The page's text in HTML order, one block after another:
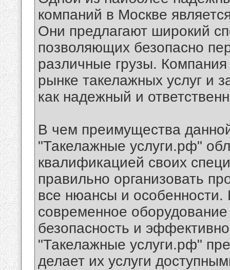
компаний в Москве
Они предлагают широкий
позволяющих безопасно
различные грузы.
рынке такелажных услуг и
как надежный и
В чем преимущества
"Такелажные услуги.рф"
квалификацией своих
правильно организовать
все нюансы и особенности.
современное оборудование
безопасность и
"Такелажные услуги.рф"
делает их услуги